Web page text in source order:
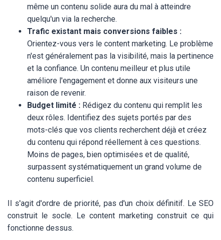
même un contenu solide aura du mal à atteindre
quelqu'un via la recherche.
Trafic existant mais conversions faibles :
Orientez-vous vers le content marketing. Le problème
n'est généralement pas la visibilité, mais la pertinence
et la confiance. Un contenu meilleur et plus utile
améliore l'engagement et donne aux visiteurs une
raison de revenir.
Budget limité : Rédigez du contenu qui remplit les
deux rôles. Identifiez des sujets portés par des
mots-clés que vos clients recherchent déjà et créez
du contenu qui répond réellement à ces questions.
Moins de pages, bien optimisées et de qualité,
surpassent systématiquement un grand volume de
contenu superficiel.
Il s'agit d'ordre de priorité, pas d'un choix définitif. Le SEO
construit le socle. Le content marketing construit ce qui
fonctionne dessus.